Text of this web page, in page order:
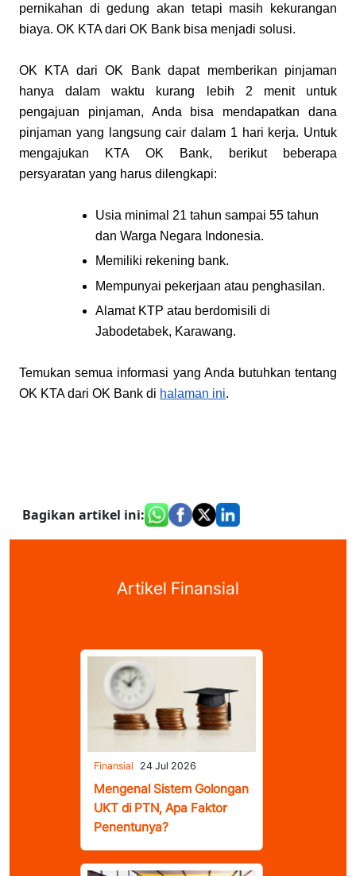
pernikahan di gedung akan tetapi masih kekurangan
biaya. OK KTA dari OK Bank bisa menjadi solusi.
OK KTA dari OK Bank dapat memberikan pinjaman
hanya dalam waktu kurang lebih 2 menit untuk
pengajuan pinjaman, Anda bisa mendapatkan dana
pinjaman yang langsung cair dalam 1 hari kerja. Untuk
mengajukan KTA OK Bank, berikut beberapa
persyaratan yang harus dilengkapi:
Usia minimal 21 tahun sampai 55 tahun
dan Warga Negara Indonesia.
Memiliki rekening bank.
Mempunyai pekerjaan atau penghasilan.
Alamat KTP atau berdomisili di
Jabodetabek, Karawang.
Temukan semua informasi yang Anda butuhkan tentang
OK KTA dari OK Bank di halaman ini.
Bagikan artikel ini:
Artikel Finansial
Finansial 24 Jul 2026
Mengenal Sistem Golongan
UKT di PTN, Apa Faktor
Penentunya?